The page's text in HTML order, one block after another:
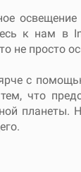
к нам
не просто
с
что